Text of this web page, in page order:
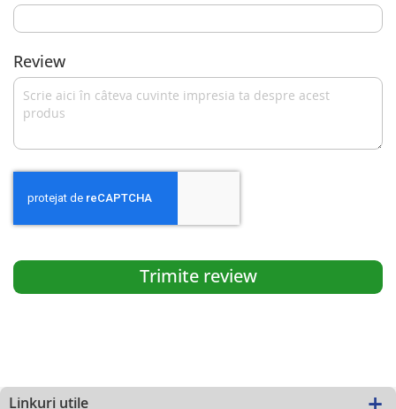
Review
Trimite review
Linkuri utile